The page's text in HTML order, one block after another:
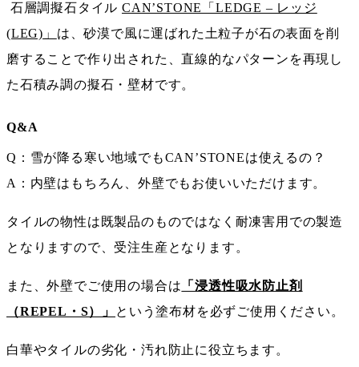
石層調擬石タイル CAN’STONE「LEDGE – レッジ
(LEG)」 は、砂漠で風に運ばれた土粒子が石の表面を削
磨することで作り出された、直線的なパターンを再現し
た石積み調の擬石・壁材です。
Q&A
Q：雪が降る寒い地域でもCAN’STONEは使えるの？
A：内壁はもちろん、外壁でもお使いいただけます。
タイルの物性は既製品のものではなく耐凍害用での製造
となりますので、受注生産となります。
また、外壁でご使用の場合は 「浸透性吸水防止剤
（REPEL・S）」
という塗布材を必ずご使用ください。
白華やタイルの劣化・汚れ防止に役立ちます。